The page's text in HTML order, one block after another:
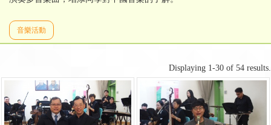
音樂活動
Displaying 1-30 of 54 results.